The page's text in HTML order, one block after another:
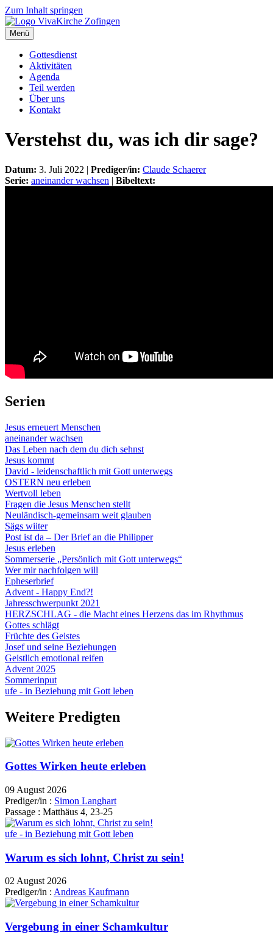
Zum Inhalt springen
Menü
Gottesdienst
Aktivitäten
Agenda
Teil werden
Über uns
Kontakt
Verstehst du, was ich dir sage?
Datum: 3. Juli 2022 | Prediger/in: Claude Schaerer
Serie: aneinander wachsen | Bibeltext:
Serien
Jesus erneuert Menschen
aneinander wachsen
Das Leben nach dem du dich sehnst
Jesus kommt
David - leidenschaftlich mit Gott unterwegs
OSTERN neu erleben
Wertvoll leben
Fragen die Jesus Menschen stellt
Neuländisch-gemeinsam weit glauben
Sägs wiiter
Post ist da – Der Brief an die Philipper
Jesus erleben
Sommerserie „Persönlich mit Gott unterwegs“
Wer mir nachfolgen will
Epheserbrief
Advent - Happy End?!
Jahresschwerpunkt 2021
HERZSCHLAG - die Macht eines Herzens das im Rhythmus
Gottes schlägt
Früchte des Geistes
Josef und seine Beziehungen
Geistlich emotional reifen
Advent 2025
Sommerinput
ufe - in Beziehung mit Gott leben
Weitere Predigten
Gottes Wirken heute erleben
09 August 2026
Prediger/in : Simon Langhart
Passage : Matthäus 4, 23-25
ufe - in Beziehung mit Gott leben
Warum es sich lohnt, Christ zu sein!
02 August 2026
Prediger/in : Andreas Kaufmann
Vergebung in einer Schamkultur